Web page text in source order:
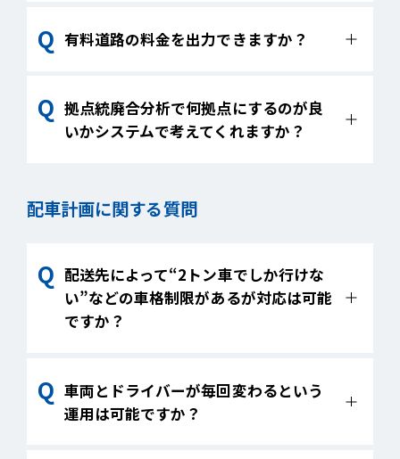
可能です。
有料道路の料金を出力できますか？
現状はできません。
拠点統廃合分析で何拠点にするのが良
いかシステムで考えてくれますか？
ターン計算して比較いただくことになりま
配車計画に関する質問
配送先によって“2トン車でしか行けな
い”などの車格制限があるが対応は可能
ですか？
可能です。拠点顧客マスタにて車格制限を
設定できます。
車両とドライバーが毎回変わるという
運用は可能ですか？